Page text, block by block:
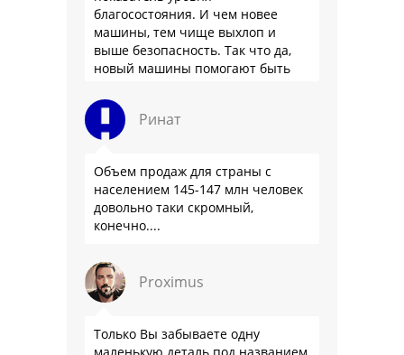
благосостояния. И чем новее
машины, тем чище выхлоп и
выше безопасность. Так что да,
новый машины помогают быть
Ринат
Объем продаж для страны с
населением 145-147 млн человек
довольно таки скромный,
конечно....
Proximus
Только Вы забываете одну
маленькую деталь под названием